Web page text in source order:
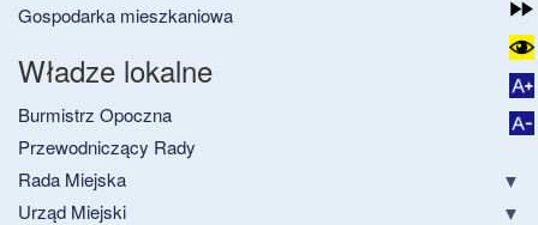
Gospodarka mieszkaniowa
Władze lokalne
Burmistrz Opoczna
Przewodniczący Rady
Rada Miejska
Urząd Miejski